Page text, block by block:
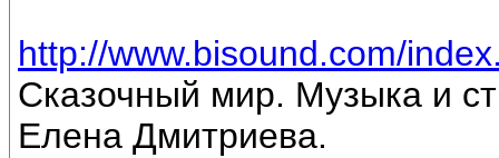
http://www.bisound.com/
Сказочный мир. Музыка и
Елена Дмитриева.